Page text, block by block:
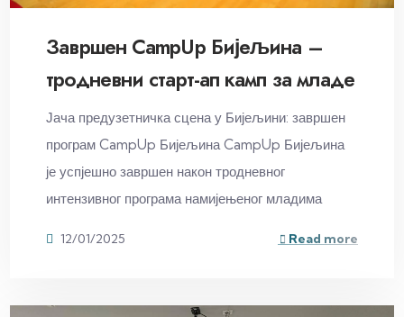
Завршен CampUp Бијељина –
тродневни старт-ап камп за младе
Јача предузетничка сцена у Бијељини: завршен
програм CampUp Бијељина CampUp Бијељина
је успјешно завршен након тродневног
интензивног програма намијењеног младима
12/01/2025 Read more